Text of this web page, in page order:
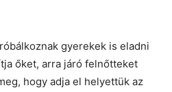
gyerekek is eladni
őket, arra járó felnőtteket
hogy adja el helyettük az